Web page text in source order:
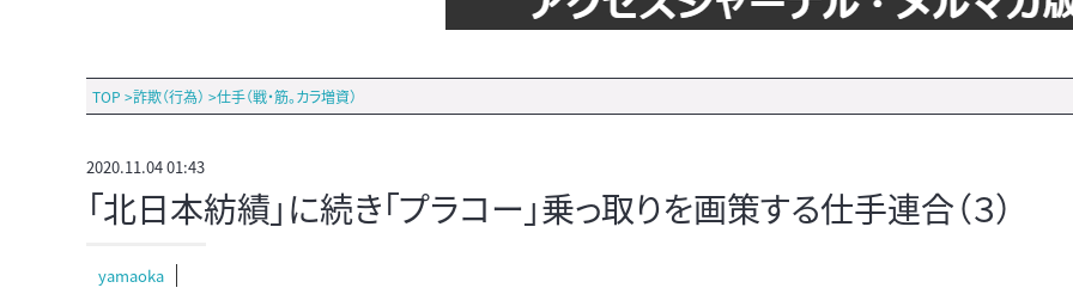
TOP >詐欺（行為） >仕手（戦・筋。カラ増資）
2020.11.04 01:43
「北日本紡績」に続き「プラコー」乗っ取りを画策する仕手連合（３）
yamaoka